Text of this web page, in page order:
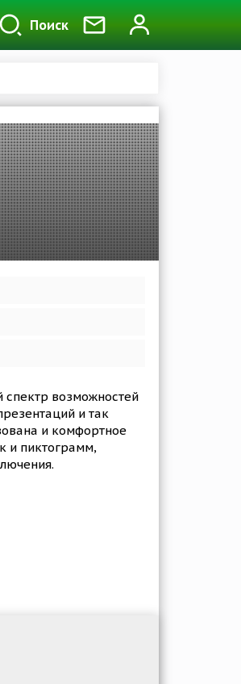
Поиск
спектр возможностей
и так
и комфортное
и пиктограмм,